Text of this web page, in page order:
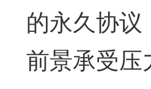
的永久协
前景承受压